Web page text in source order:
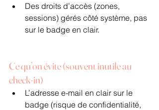
Des droits d’accès (zones,
sessions) gérés côté système, pas
sur le badge en clair.
Ce qu’on évite (souvent inutile au
check-in)
L’adresse e-mail en clair sur le
badge (risque de confidentialité,